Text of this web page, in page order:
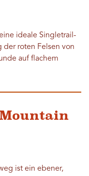
ideale Singletrail-
der roten Felsen von
auf flachem
ist ein ebener,